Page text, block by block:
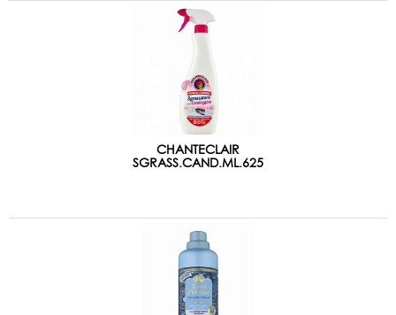
CHANTECLAIR
SGRASS.CAND.ML.625